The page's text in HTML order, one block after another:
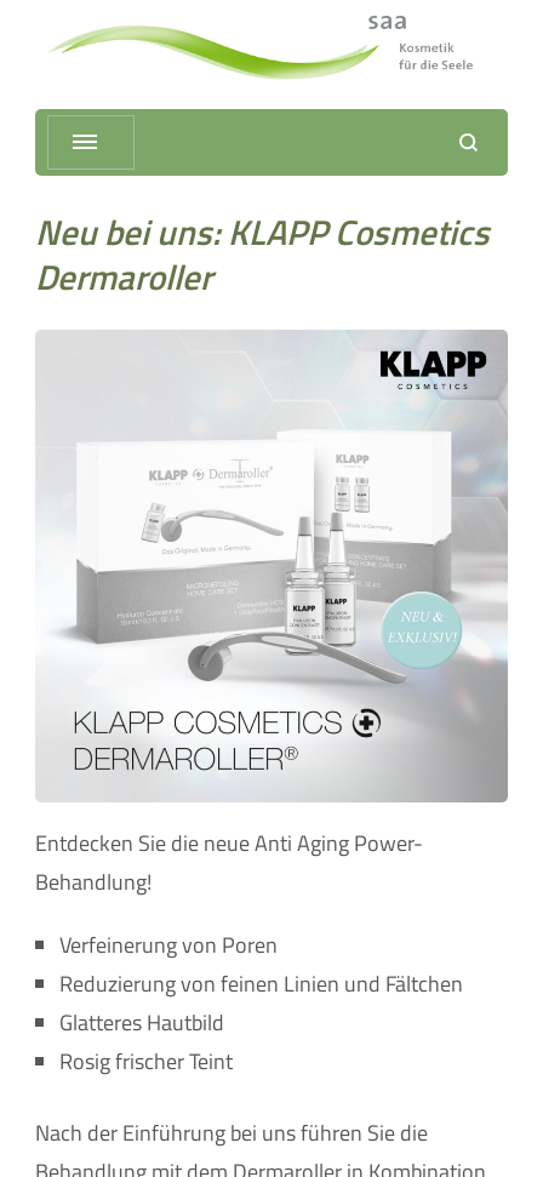
neuss
für die Seele
–
Neu bei uns: KLAPP Cosmetics
Dermaroller
Entdecken Sie die neue Anti Aging Power-
Behandlung!
Verfeinerung von Poren
Reduzierung von feinen Linien und Fältchen
Glatteres Hautbild
Rosig frischer Teint
Nach der Einführung bei uns führen Sie die